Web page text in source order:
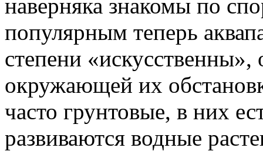
наверняка знакомы по
популярным теперь
степени
окружающей их
часто грунтовые, в них
развиваются водные